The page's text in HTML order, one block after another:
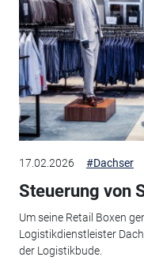
17.02.2026 #Dachser
Steuerung von
Um seine Retail Boxen
Logistikdienstleister
der Logistikbude.